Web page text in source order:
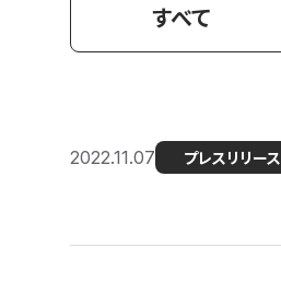
すべて
2022.11.07 プレスリリース